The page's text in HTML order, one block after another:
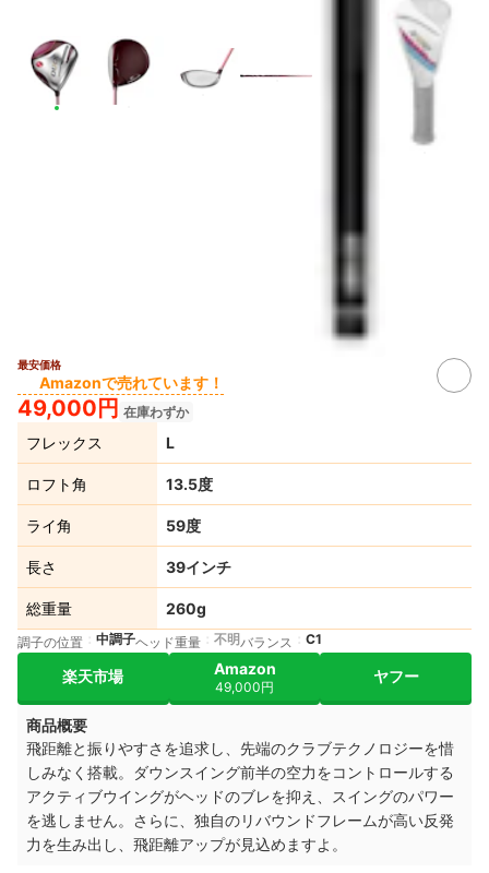
最安価格
Amazonで売れています！
49,000円 在庫わずか
フレックス L
ロフト角 13.5度
ライ角 59度
長さ 39インチ
総重量 260g
調子の位置 中調子ヘッド重量 不明 バランス C1
楽天市場 Amazon
49,000円
ヤフー
商品概要
飛距離と振りやすさを追求し、先端のクラブテクノロジーを惜
しみなく搭載。ダウンスイング前半の空力をコントロールする
アクティブウイングがヘッドのブレを抑え、スイングのパワー
を逃しません。さらに、独自のリバウンドフレームが高い反発
力を生み出し、飛距離アップが見込めますよ。